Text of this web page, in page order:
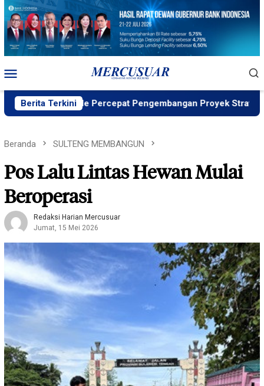
Loncat
konten
Mobile
Berita Terkini
Vale Percepat Pengembangan Proyek Strategis IGP
Beranda SULTENG MEMBANGUN
Pos Lalu Lintas Hewan Mulai
Beroperasi
Redaksi Harian Mercusuar
Jumat, 15 Mei 2026